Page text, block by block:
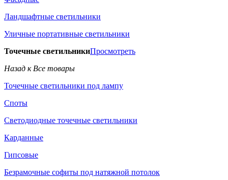
Ландшафтные светильники
Уличные портативные светильники
Точечные светильникиПросмотреть
Назад к Все товары
Точечные светильники под лампу
Споты
Светодиодные точечные светильники
Карданные
Гипсовые
Безрамочные софиты под натяжной потолок